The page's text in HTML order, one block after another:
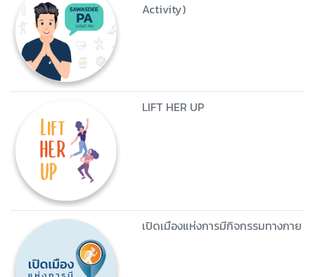
Activity)
LIFT HER UP
เปิดเมืองแห่งการมีกิจกรรมทางกาย